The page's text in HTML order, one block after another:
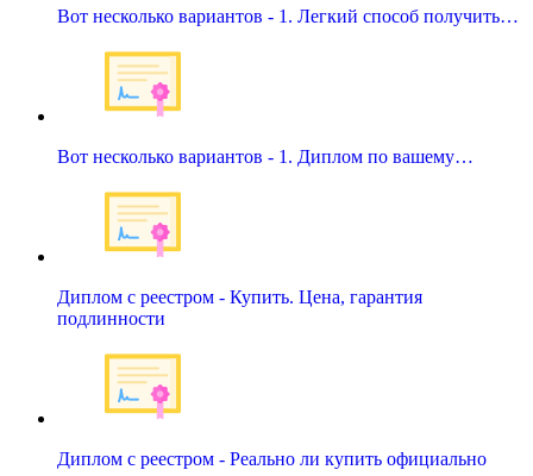
Вот несколько вариантов - 1. Легкий способ получить…
Вот несколько вариантов - 1. Диплом по вашему…
Диплом с реестром - Купить. Цена, гарантия
подлинности
Диплом с реестром - Реально ли купить официально